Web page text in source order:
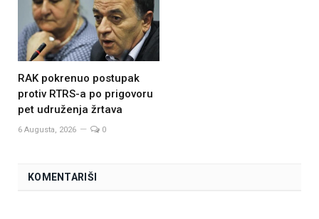
RAK pokrenuo postupak
protiv RTRS-a po prigovoru
pet udruženja žrtava
6 Augusta, 2026 0
KOMENTARIŠI